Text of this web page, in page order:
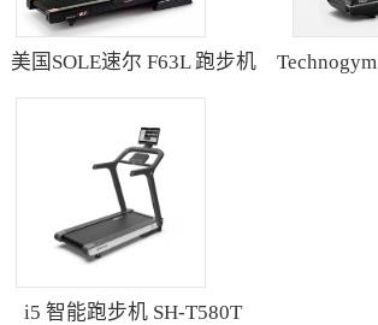
美国SOLE速尔 F63L 跑步机
i5 智能跑步机 SH-T580T